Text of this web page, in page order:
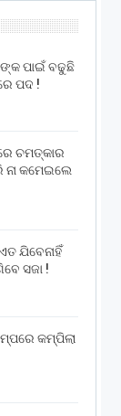
ପାଇଁ ବଢୁଛି
ପଦ !
ଚମତ୍କାର
ନା କମେଇଲେ
ଯିବେନାହିଁ
ସଜା !
କମ୍ପିଲା